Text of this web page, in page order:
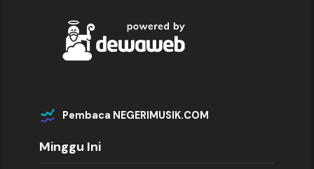
Pembaca NEGERIMUSIK.COM
Minggu Ini